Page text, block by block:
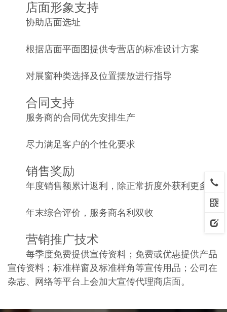
店面形象支持
协助店面选址
根据店面平面图提供专营店的标准设计方案
对展窗种类选择及位置摆放进行指导
合同支持
服务商的合同优先安排生产
尽力满足客户的个性化要求
销售奖励
年度销售额累计返利，除正常折度外获利更多
年末综合评价，服务商名利双收
营销推广技术
每季度免费提供宣传资料；免费或优惠提供产品
宣传资料；标准样窗及标准样角等宣传用品；公司在
杂志、网络等平台上会加大宣传代理商店面。